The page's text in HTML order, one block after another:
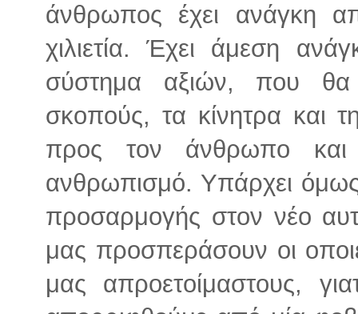
άνθρωπος έχει ανάγκη
χιλιετία. Έχει άμεση
σύστημα αξιών, που θα
σκοπούς, τα κίνητρα και
προς τον άνθρωπο
ανθρωπισμό. Υπάρχει όμως
προσαρμογής στον νέο
μας προσπεράσουν οι
μας απροετοίμαστους,